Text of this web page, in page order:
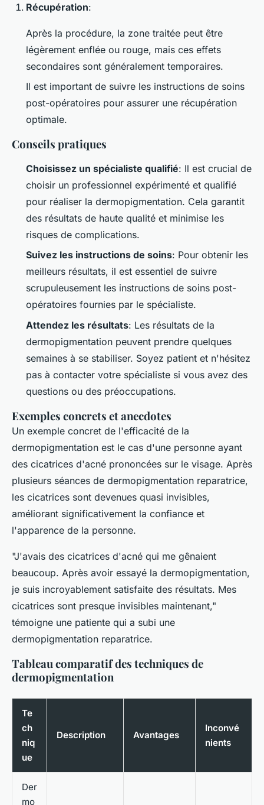
Récupération:
Après la procédure, la zone traitée peut être
légèrement enflée ou rouge, mais ces effets
secondaires sont généralement temporaires.
Il est important de suivre les instructions de soins
post-opératoires pour assurer une récupération
optimale.
Conseils pratiques
Choisissez un spécialiste qualifié: Il est crucial de
choisir un professionnel expérimenté et qualifié
pour réaliser la dermopigmentation. Cela garantit
des résultats de haute qualité et minimise les
risques de complications.
Suivez les instructions de soins: Pour obtenir les
meilleurs résultats, il est essentiel de suivre
scrupuleusement les instructions de soins post-
opératoires fournies par le spécialiste.
Attendez les résultats: Les résultats de la
dermopigmentation peuvent prendre quelques
semaines à se stabiliser. Soyez patient et n'hésitez
pas à contacter votre spécialiste si vous avez des
questions ou des préoccupations.
Exemples concrets et anecdotes
Un exemple concret de l'efficacité de la
dermopigmentation est le cas d'une personne ayant
des cicatrices d'acné prononcées sur le visage. Après
plusieurs séances de dermopigmentation reparatrice,
les cicatrices sont devenues quasi invisibles,
améliorant significativement la confiance et
l'apparence de la personne.
"J'avais des cicatrices d'acné qui me gênaient
beaucoup. Après avoir essayé la dermopigmentation,
je suis incroyablement satisfaite des résultats. Mes
cicatrices sont presque invisibles maintenant,"
témoigne une patiente qui a subi une
dermopigmentation reparatrice.
Tableau comparatif des techniques de
dermopigmentation
Te
ch
niq
ue
Description Avantages
Inconvé
nients
Der
mo